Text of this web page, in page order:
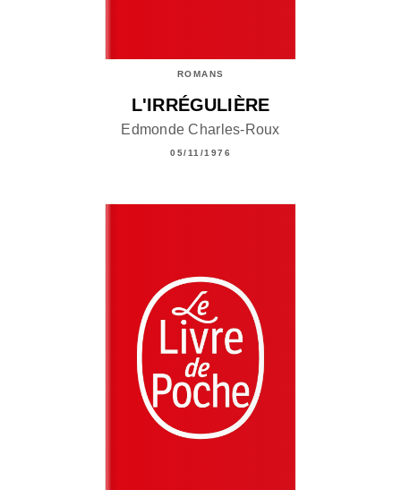
ROMANS
L'IRRÉGULIÈRE
Edmonde Charles-Roux
05/11/1976